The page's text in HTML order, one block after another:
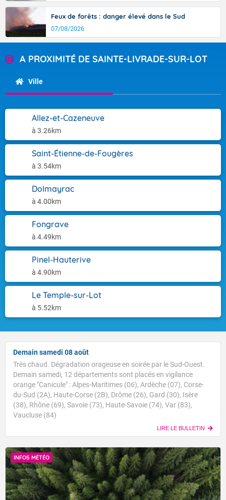
Feux de forêts : danger élevé dans le Sud
07/08/2026
A PROXIMITÉ DE SAINTE-LIVRADE-SUR-LOT
Ville
Allez-et-Cazeneuve
à 3.26km
Saint-Étienne-de-Fougères
à 3.54km
Dolmayrac
à 4.00km
Fongrave
à 4.49km
Pinel-Hauterive
à 4.90km
Le Temple-sur-Lot
à 5.52km
Demain samedi 08 août
Très chaud. Dégradation orageuse en soirée par le Sud-Ouest.
Demain samedi, 12 départements sont placés en vigilance
orange "Canicule" : Alpes-Maritimes (06), Ardèche (07), Corse-
du-Sud (2A), Haute-Corse (2B), Drôme (26), Gard (30), Isère
(38), Rhône (69), Savoie (73), Haute-Savoie (74), Var (83),
Vaucluse (84)
LIRE LE BULLETIN
INFOS MÉTÉO